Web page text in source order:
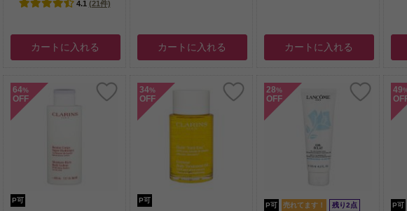
4.1 (21件)
カートに入れる カートに入れる カートに入れる
64%
OFF
P可
34%
OFF
P可
28%
OFF
P可 売れてます！ 残り2点
49
P可